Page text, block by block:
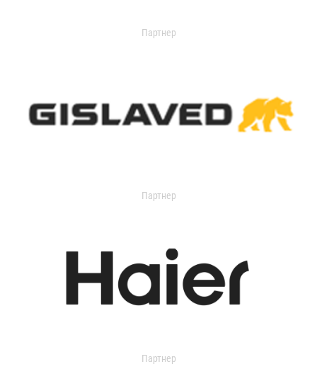
Партнер
Партнер
Партнер